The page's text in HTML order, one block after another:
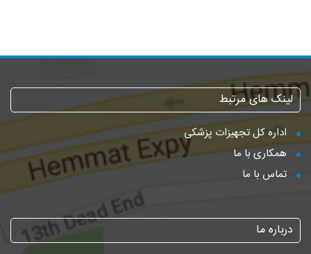
لینک های مرتبط
اداره کل تجهیزات پزشکی
همکاری با ما
تماس با ما
درباره ما